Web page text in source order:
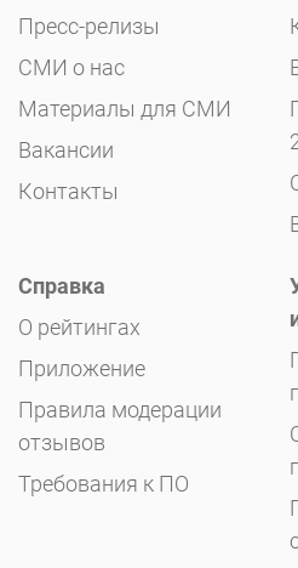
Пресс-релизы
СМИ о нас
Материалы для СМИ
Вакансии
Контакты
Справка
О рейтингах
Приложение
Правила модерации
отзывов
Требования к ПО